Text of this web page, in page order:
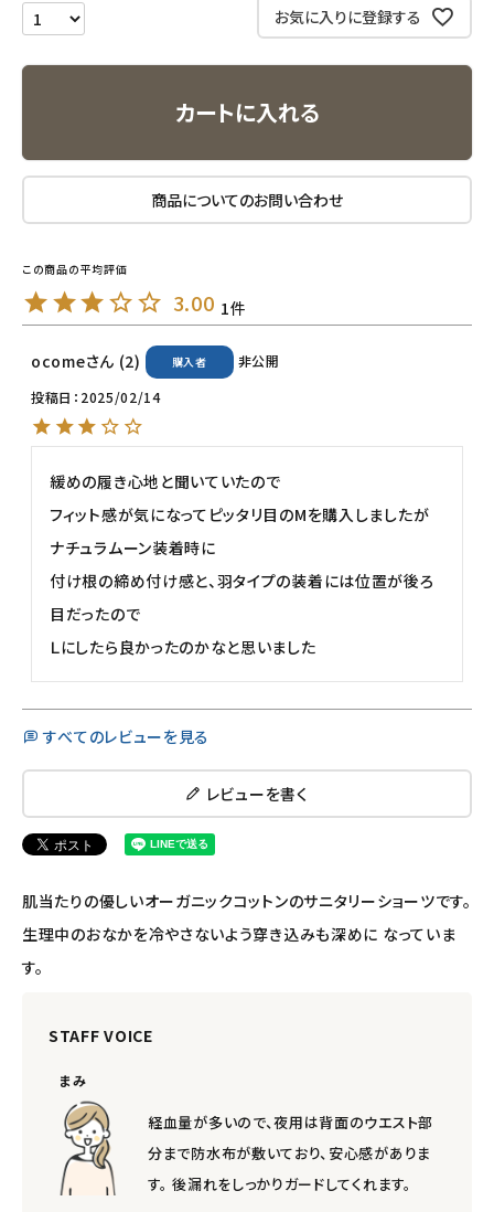
アルマウィン
アルモニベルツ
コラム・スタッフのおすすめ
アカウント情報
ようこそ ゲスト 様
ログイン person 会員登録
お気に入りに登録する
カートに入れる
商品についてのお問い合わせ
3.00 1
ocome 2 購入者
非公開
投稿日
2025/02/14
緩めの履き心地と聞いていたので
フィット感が気になってピッタリ目のMを購入しましたが
ナチュラムーン装着時に
付け根の締め付け感と、羽タイプの装着には位置が後ろ
目だったので
すべてのレビューを見る
レビューを書く
肌当たりの優しいオーガニックコットンのサニタリーショーツです。
生理中のおなかを冷やさないよう穿き込みも深めに なっていま
す。
STAFF VOICE
まみ
経血量が多いので、夜用は背面のウエスト部
分まで防水布が敷いており、安心感がありま
す。 後漏れをしっかりガードしてくれます。